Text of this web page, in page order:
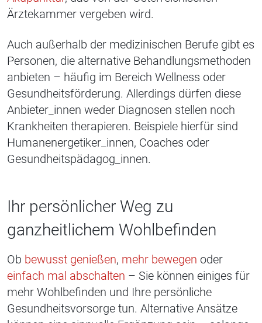
Ärztekammer vergeben wird.
Auch außerhalb der medizinischen Berufe gibt es
Personen, die alternative Behandlungsmethoden
anbieten – häufig im Bereich Wellness oder
Gesundheitsförderung. Allerdings dürfen diese
Anbieter_innen weder Diagnosen stellen noch
Krankheiten therapieren. Beispiele hierfür sind
Humanenergetiker_innen, Coaches oder
Gesundheitspädagog_innen.
Ihr persönlicher Weg zu
ganzheitlichem Wohlbefinden
Ob bewusst genießen, mehr bewegen oder
einfach mal abschalten – Sie können einiges für
mehr Wohlbefinden und Ihre persönliche
Gesundheitsvorsorge tun. Alternative Ansätze